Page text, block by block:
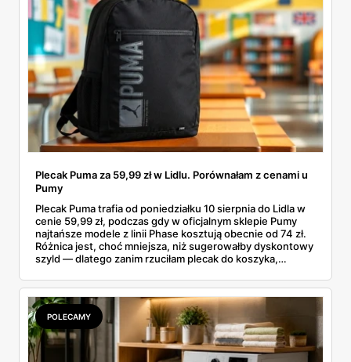
Plecak Puma za 59,99 zł w Lidlu. Porównałam z cenami u
Pumy
Plecak Puma trafia od poniedziałku 10 sierpnia do Lidla w
cenie 59,99 zł, podczas gdy w oficjalnym sklepie Pumy
najtańsze modele z linii Phase kosztują obecnie od 74 zł.
Różnica jest, choć mniejsza, niż sugerowałby dyskontowy
szyld — dlatego zanim rzuciłam plecak do koszyka,
rozpiska: co dokładnie sprzedaje Lidl, ile kosztują
odpowiedniki u producenta i komu ten zakup naprawdę
się opłaci.
POLECAMY